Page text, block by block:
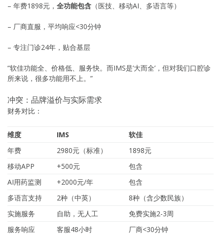
– 年费1898元， 全功能包含 （医技、移动AI、多语言等）
– 厂商直服，平均响应<30分钟
– 专注门诊24年，贴合基层
“软佳功能全、价格低、服务快。而IMS是’大而全’，但对我们口腔诊
所来说，很多功能用不上。”
冲突：品牌溢价与实际需求
财务对比：
维度 IMS
软佳
年费
2980元（标准）
1898元
移动APP
+500元
包含
AI用药监测
+2000元/年
包含
多语言支持
2种（中英）
8种（含少数民族）
实施服务
自助，无人工
免费实施2-3周
服务响应
客服48小时 厂商<30分钟